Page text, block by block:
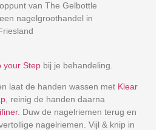
van The Gelbottle
nagelgroothandel in
your Step bij je behandeling.
laat de handen wassen met Klear
, reinig de handen daarna
. Duw de nagelriemen terug en
nagelriemen. Vijl & knip in